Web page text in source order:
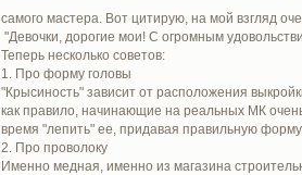
самого мастера. Вот цитирую, на мой взгляд
"Девочки, дорогие мои! С огромным
Теперь несколько советов:
1. Про форму головы
"Крысиность" зависит от расположения
как правило, начинающие на реальных МК
время "лепить" ее, придавая правильную
2. Про проволоку
Именно медная, именно из магазина